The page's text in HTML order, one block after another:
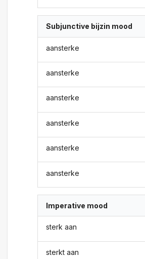
Subjunctive bijzin mood
aansterke
aansterke
aansterke
aansterke
aansterke
aansterke
Imperative mood
sterk aan
sterkt aan